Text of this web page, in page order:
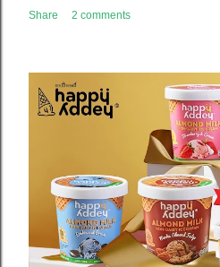
Share 2 comments